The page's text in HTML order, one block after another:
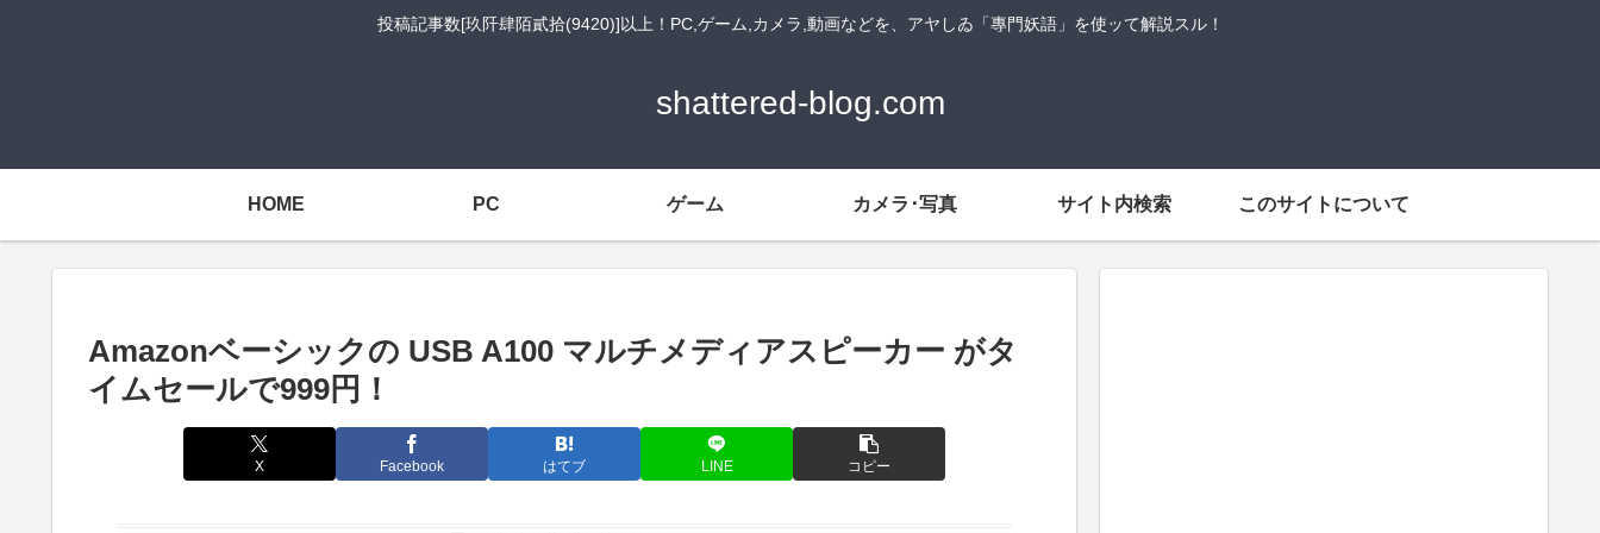
投稿記事数[玖阡肆陌貳拾(9420)]以上！PC,ゲーム,カメラ,動画などを、アヤしゐ「專門妖語」を使ッて解説スル！
shattered-blog.com
HOME PC ゲーム カメラ･写真 サイト内検索 このサイトについて
Amazonベーシックの USB A100 マルチメディアスピーカー がタ
イムセールで999円！
X Facebook はてブ LINE コピー